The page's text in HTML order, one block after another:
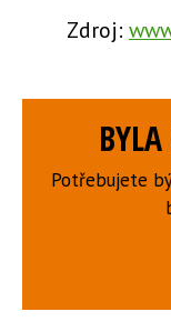
Zdroj:
Potřebujete